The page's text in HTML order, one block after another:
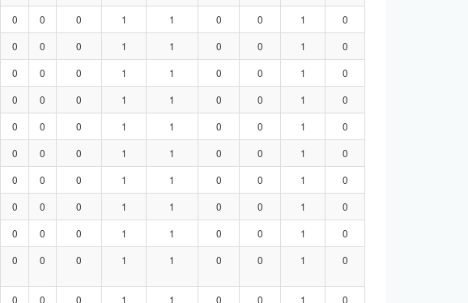
0 0 0 1 1 0 0 1
0
0 0 0 1 1 0 0 1
0
0 0 0 1 1 0 0 1
0
0 0 0 1 1 0 0 1
0
0 0 0 1 1 0 0 1
0
0 0 0 1 1 0 0 1
0
0 0 0 1 1 0 0 1
0
0 0 0 1 1 0 0 1
0
0 0 0 1 1 0 0 1
0
0 0 0 1 1 0 0 1 0
0 0 0 1 1 0 0 1 0